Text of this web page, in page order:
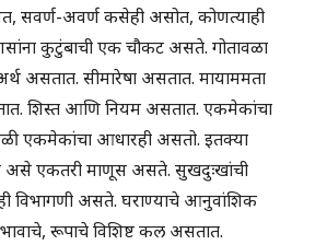
सवर्ण-अवर्ण कसेही असोत, कोणत्याही
कुटुंबाची एक चौकट असते. गोतावळा
असतात. सीमारेषा असतात. मायाममता
शिस्त आणि नियम असतात. एकमेकांचा
एकमेकांचा आधारही असतो. इतक्या
असे एकतरी माणूस असते. सुखदुःखांची
विभागणी असते. घराण्याचे आनुवांशिक
रूपाचे विशिष्ट कल असतात.